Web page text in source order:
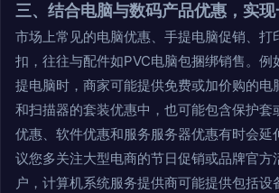
三、结合电脑与数码产品优惠，实
市场上常见的电脑优惠、手提电脑促销、打
扣，往往与配件如PVC电脑包捆绑销售。例
提电脑时，商家可能提供免费或加价购的电
和扫描器的套装优惠中，也可能包含保护套
优惠、软件优惠和服务服务器优惠有时会延
议您多关注大型电商的节日促销或品牌官方
户，计算机系统服务提供商可能提供包括设